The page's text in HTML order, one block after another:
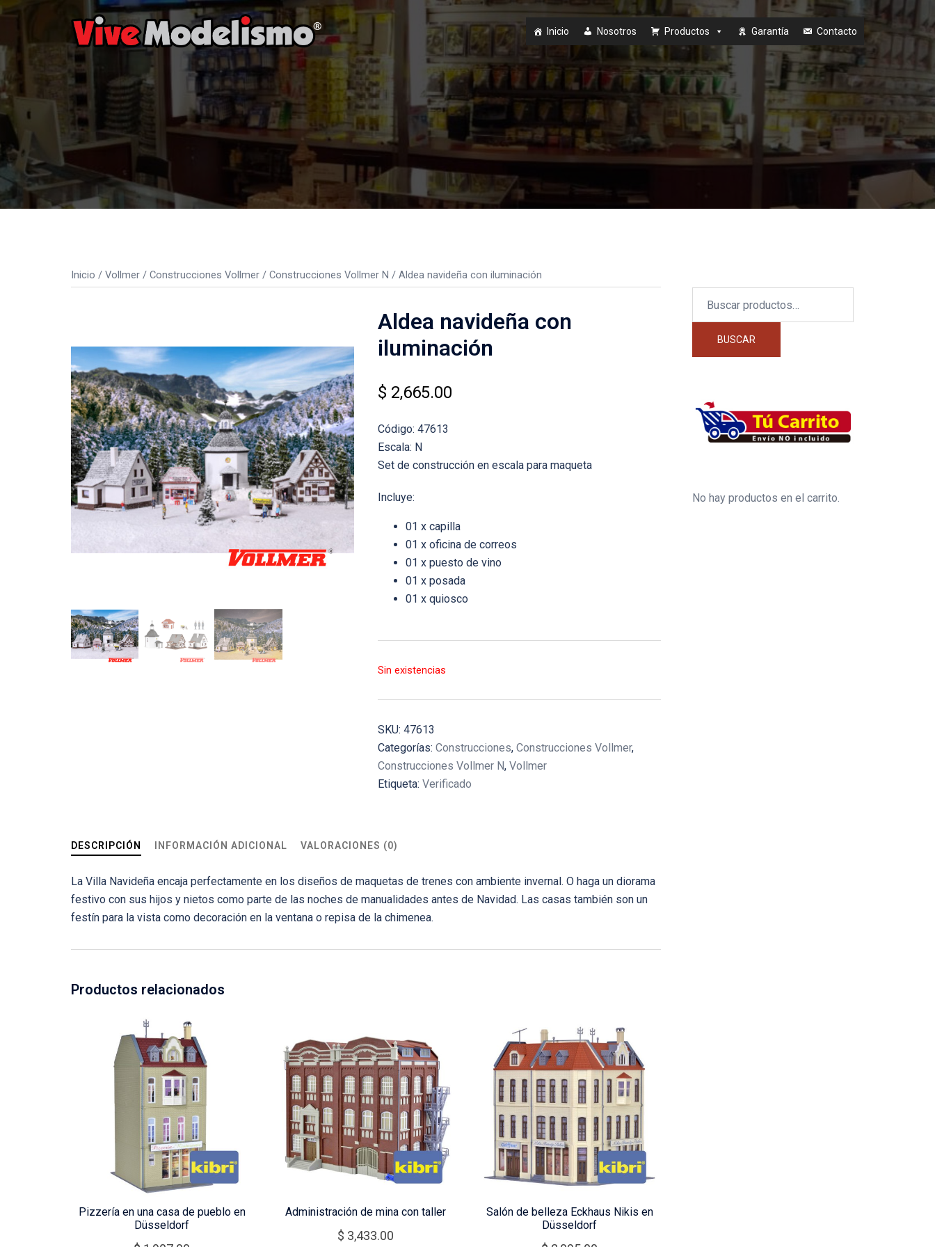
Saltar
contenido
Inicio Nosotros Productos Garantía Contacto
Inicio / Vollmer / Construcciones Vollmer / Construcciones Vollmer N / Aldea navideña con iluminación
Aldea navideña con
iluminación
$ 2,665.00
Código: 47613
Escala: N
Set de construcción en escala para maqueta
Incluye:
01 x capilla
01 x oficina de correos
01 x puesto de vino
01 x posada
01 x quiosco
Sin existencias
SKU: 47613
Categorías: Construcciones, Construcciones Vollmer,
Construcciones Vollmer N, Vollmer
Etiqueta: Verificado
DESCRIPCIÓN INFORMACIÓN ADICIONAL VALORACIONES (0)
La Villa Navideña encaja perfectamente en los diseños de maquetas de trenes con ambiente invernal. O haga un diorama
festivo con sus hijos y nietos como parte de las noches de manualidades antes de Navidad. Las casas también son un
festín para la vista como decoración en la ventana o repisa de la chimenea.
Productos relacionados
Pizzería en una casa de pueblo en
Düsseldorf
Administración de mina con taller
$ 3,433.00
Salón de belleza Eckhaus Nikis en
Düsseldorf
por:
BUSCAR
No hay productos en el carrito.